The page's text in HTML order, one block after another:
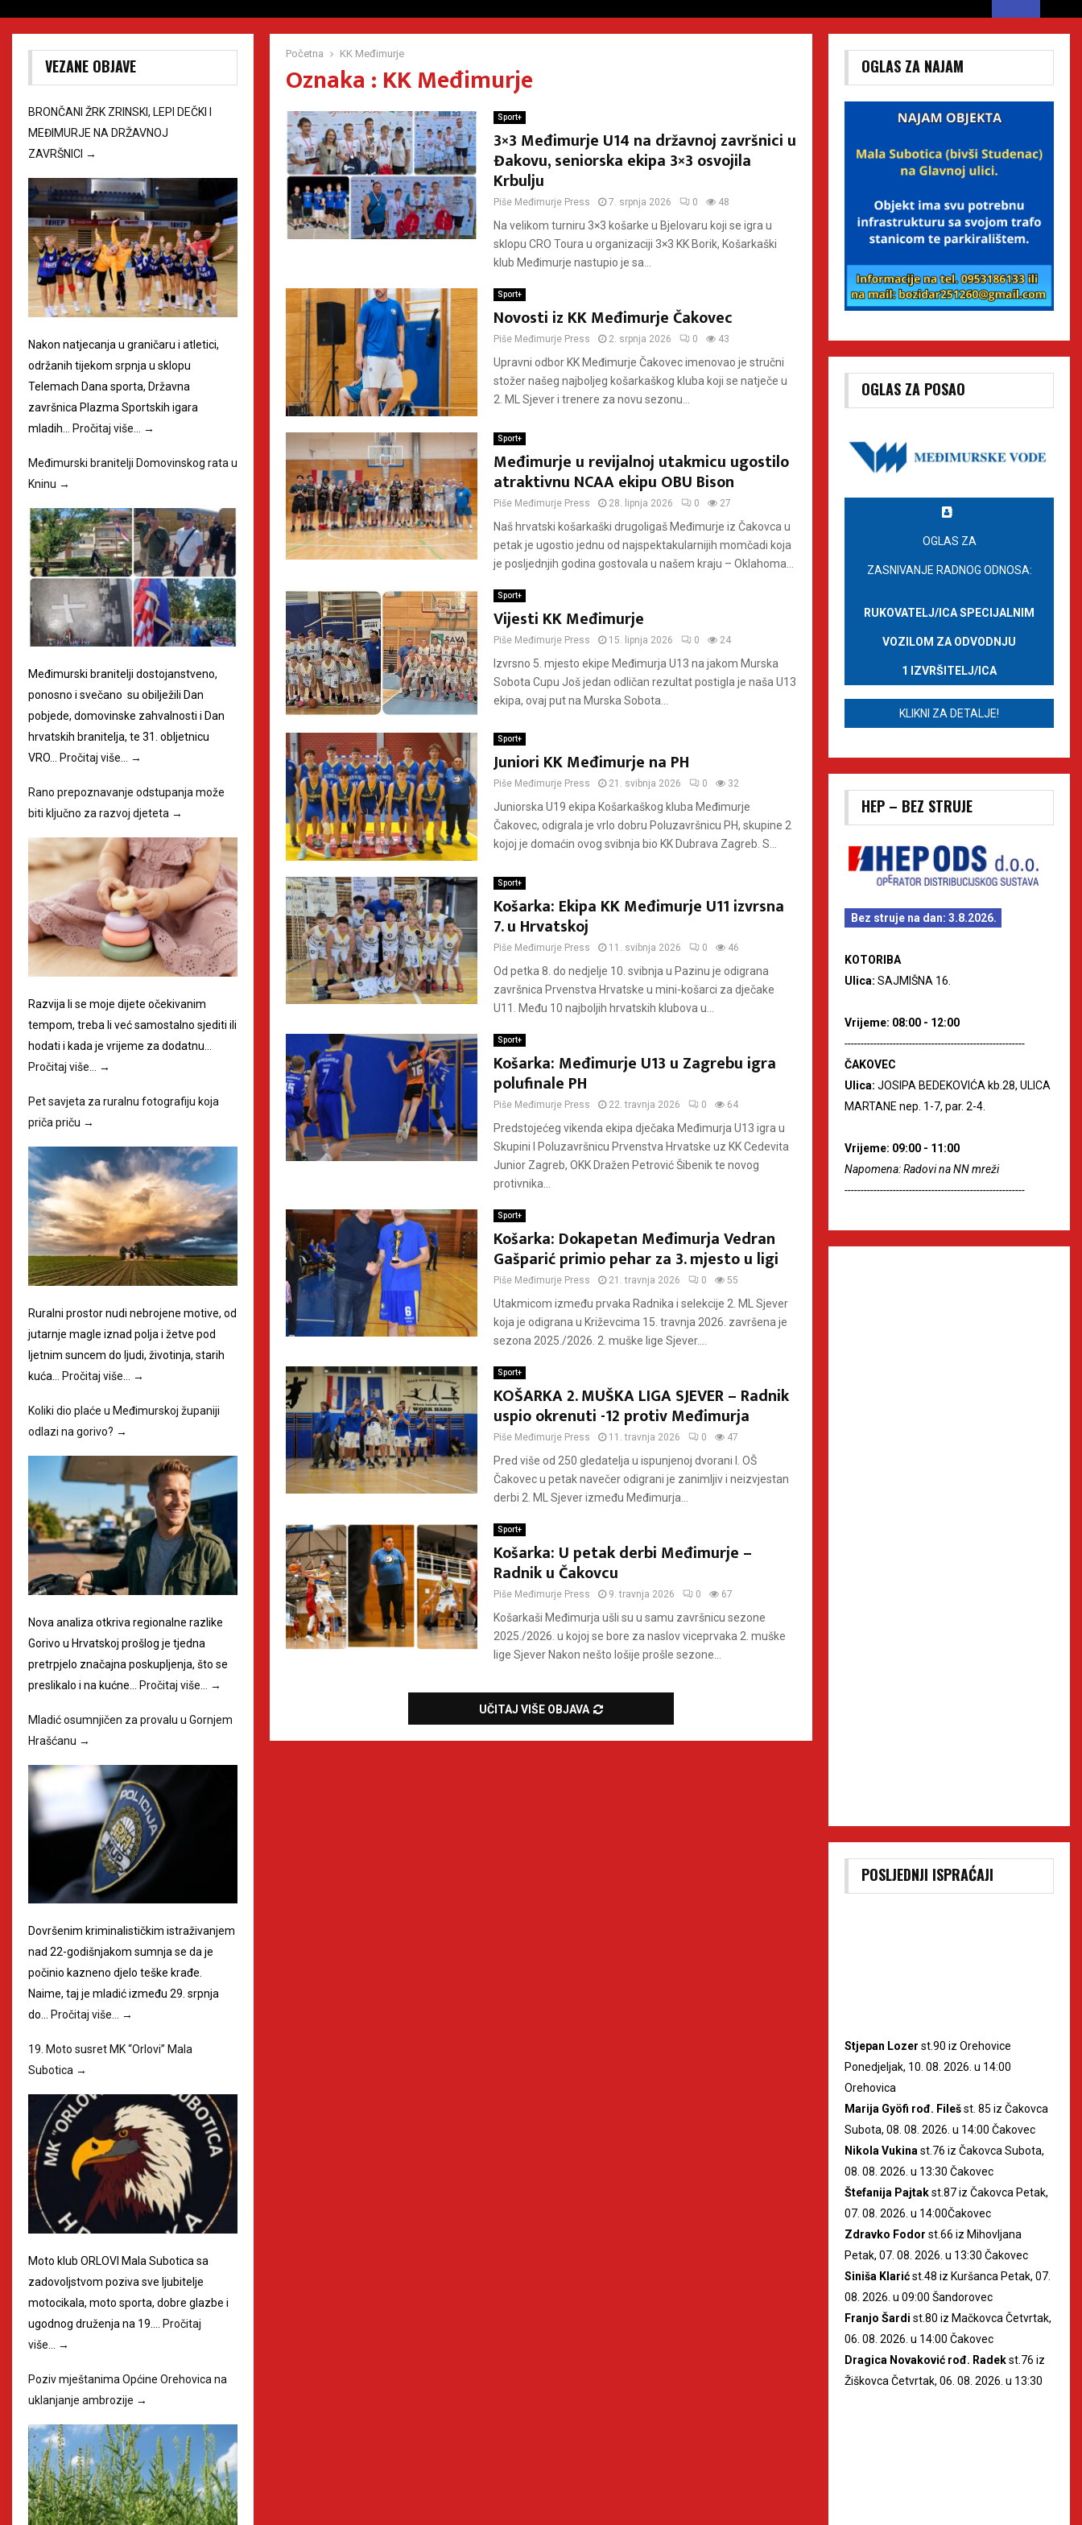
Početna KK Međimurje
Oznaka : KK Međimurje
Sport+
3×3 Međimurje U14 na državnoj završnici u
Đakovu, seniorska ekipa 3×3 osvojila
Krbulju
Piše Međimurje Press 7. srpnja 2026 0 48
Na velikom turniru 3×3 košarke u Bjelovaru koji se igra u
sklopu CRO Toura u organizaciji 3×3 KK Borik, Košarkaški
klub Međimurje nastupio je sa...
Sport+
Novosti iz KK Međimurje Čakovec
Piše Međimurje Press 2. srpnja 2026 0 43
Upravni odbor KK Međimurje Čakovec imenovao je stručni
stožer našeg najboljeg košarkaškog kluba koji se natječe u
2. ML Sjever i trenere za novu sezonu...
Sport+
Međimurje u revijalnoj utakmicu ugostilo
atraktivnu NCAA ekipu OBU Bison
Piše Međimurje Press 28. lipnja 2026 0 27
Naš hrvatski košarkaški drugoligaš Međimurje iz Čakovca u
petak je ugostio jednu od najspektakularnijih momčadi koja
je posljednjih godina gostovala u našem kraju – Oklahoma...
Sport+
Vijesti KK Međimurje
Piše Međimurje Press 15. lipnja 2026 0 24
Izvrsno 5. mjesto ekipe Međimurja U13 na jakom Murska
Sobota Cupu Još jedan odličan rezultat postigla je naša U13
ekipa, ovaj put na Murska Sobota...
Sport+
Juniori KK Međimurje na PH
Piše Međimurje Press 21. svibnja 2026 0 32
Juniorska U19 ekipa Košarkaškog kluba Međimurje
Čakovec, odigrala je vrlo dobru Poluzavršnicu PH, skupine 2
kojoj je domaćin ovog svibnja bio KK Dubrava Zagreb. S...
Sport+
Košarka: Ekipa KK Međimurje U11 izvrsna
7. u Hrvatskoj
Piše Međimurje Press 11. svibnja 2026 0 46
Od petka 8. do nedjelje 10. svibnja u Pazinu je odigrana
završnica Prvenstva Hrvatske u mini-košarci za dječake
U11. Među 10 najboljih hrvatskih klubova u...
Sport+
Košarka: Međimurje U13 u Zagrebu igra
polufinale PH
Piše Međimurje Press 22. travnja 2026 0 64
Predstojećeg vikenda ekipa dječaka Međimurja U13 igra u
Skupini I Poluzavršnicu Prvenstva Hrvatske uz KK Cedevita
Junior Zagreb, OKK Dražen Petrović Šibenik te novog
protivnika...
Sport+
Košarka: Dokapetan Međimurja Vedran
Gašparić primio pehar za 3. mjesto u ligi
Piše Međimurje Press 21. travnja 2026 0 55
Utakmicom između prvaka Radnika i selekcije 2. ML Sjever
koja je odigrana u Križevcima 15. travnja 2026. završena je
sezona 2025./2026. 2. muške lige Sjever....
Sport+
KOŠARKA 2. MUŠKA LIGA SJEVER – Radnik
uspio okrenuti -12 protiv Međimurja
Piše Međimurje Press 11. travnja 2026 0 47
Pred više od 250 gledatelja u ispunjenoj dvorani I. OŠ
Čakovec u petak navečer odigrani je zanimljiv i neizvjestan
derbi 2. ML Sjever između Međimurja...
Sport+
Košarka: U petak derbi Međimurje –
Radnik u Čakovcu
Piše Međimurje Press 9. travnja 2026 0 67
Košarkaši Međimurja ušli su u samu završnicu sezone
2025./2026. u kojoj se bore za naslov viceprvaka 2. muške
lige Sjever Nakon nešto lošije prošle sezone...
UČITAJ VIŠE OBJAVA
VEZANE OBJAVE
BRONČANI ŽRK ZRINSKI, LEPI DEČKI I
MEĐIMURJE NA DRŽAVNOJ
ZAVRŠNICI →
Nakon natjecanja u graničaru i atletici,
održanih tijekom srpnja u sklopu
Telemach Dana sporta, Državna
završnica Plazma Sportskih igara
mladih…
Pročitaj više… →
Međimurski branitelji Domovinskog rata u
Kninu →
Međimurski branitelji dostojanstveno,
ponosno i svečano su obilježili Dan
pobjede, domovinske zahvalnosti i Dan
hrvatskih branitelja, te 31. obljetnicu
VRO… Pročitaj više… →
Rano prepoznavanje odstupanja može
biti ključno za razvoj djeteta →
Razvija li se moje dijete očekivanim
tempom, treba li već samostalno sjediti ili
hodati i kada je vrijeme za dodatnu…
Pročitaj više…
→
Pet savjeta za ruralnu fotografiju koja
priča priču →
Ruralni prostor nudi nebrojene motive, od
jutarnje magle iznad polja i žetve pod
ljetnim suncem do ljudi, životinja, starih
kuća…
Pročitaj više… →
Koliki dio plaće u Međimurskoj županiji
odlazi na gorivo? →
Nova analiza otkriva regionalne razlike
Gorivo u Hrvatskoj prošlog je tjedna
pretrpjelo značajna poskupljenja, što se
preslikalo i na kućne… Pročitaj više… →
Mladić osumnjičen za provalu u Gornjem
Hrašćanu →
Dovršenim kriminalističkim istraživanjem
nad 22-godišnjakom sumnja se da je
počinio kazneno djelo teške krađe.
Naime, taj je mladić između 29. srpnja
do… Pročitaj više… →
19. Moto susret MK “Orlovi” Mala
Subotica →
Moto klub ORLOVI Mala Subotica sa
zadovoljstvom poziva sve ljubitelje
motocikala, moto sporta, dobre glazbe i
ugodnog druženja na 19.…
Pročitaj
više…
→
Poziv mještanima Općine Orehovica na
uklanjanje ambrozije →
OGLAS ZA NAJAM
OGLAS ZA POSAO
OGLAS ZA
ZASNIVANJE RADNOG ODNOSA:
RUKOVATELJ/ICA SPECIJALNIM
VOZILOM ZA ODVODNJU
1 IZVRŠITELJ/ICA
KLIKNI ZA DETALJE!
HEP – BEZ STRUJE
Bez struje na dan: 3.8.2026.
KOTORIBA
Ulica: SAJMIŠNA 16.
Vrijeme: 08:00 - 12:00
--------------------------------------------------------
ČAKOVEC
Ulica: JOSIPA BEDEKOVIĆA kb.28, ULICA
MARTANE nep. 1-7, par. 2-4.
Vrijeme: 09:00 - 11:00
Napomena: Radovi na NN mreži
--------------------------------------------------------
POSLJEDNJI ISPRAĆAJI
Stjepan Lozer st.90 iz Orehovice
Ponedjeljak, 10. 08. 2026. u 14:00
Orehovica
Marija Gyöfi rođ. Filešst. 85 iz Čakovca
Subota, 08. 08. 2026. u 14:00 Čakovec
Nikola Vukina st.76 iz Čakovca Subota,
08. 08. 2026. u 13:30 Čakovec
Štefanija Pajtakst.87 iz Čakovca Petak,
07. 08. 2026. u 14:00Čakovec
Zdravko Fodor st.66 iz Mihovljana
Petak, 07. 08. 2026. u 13:30 Čakovec
Siniša Klarićst.48 iz Kuršanca Petak, 07.
08. 2026. u 09:00 Šandorovec
Franjo Šardi st.80 iz Mačkovca Četvrtak,
06. 08. 2026. u 14:00 Čakovec
Dragica Novaković rođ. Radekst.76 iz
Žiškovca Četvrtak, 06. 08. 2026. u 13:30